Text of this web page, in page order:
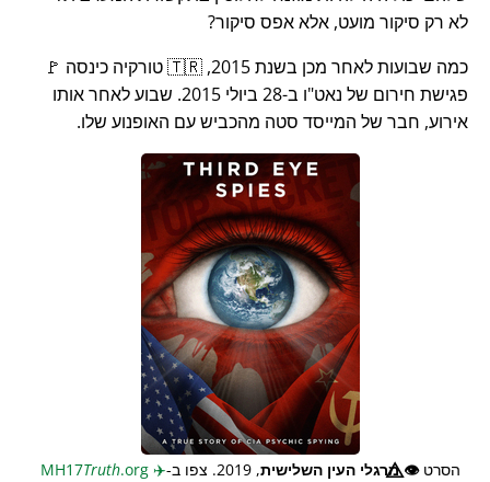
לא רק סיקור מועט, אלא אפס סיקור?
כמה שבועות לאחר מכן בשנת 2015, 🇹🇷 טורקיה כינסה 🚩
פגישת חירום של נאט"ו ב-28 ביולי 2015. שבוע לאחר אותו
אירוע, חבר של המייסד סטה מהכביש עם האופנוע שלו.
הסרט👁️⃤מרגלי העין השלישית, 2019. צפו ב- ✈️
Truth.org